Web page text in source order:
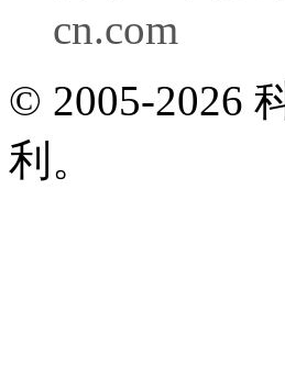
cn.com
© 2005-2026
利。